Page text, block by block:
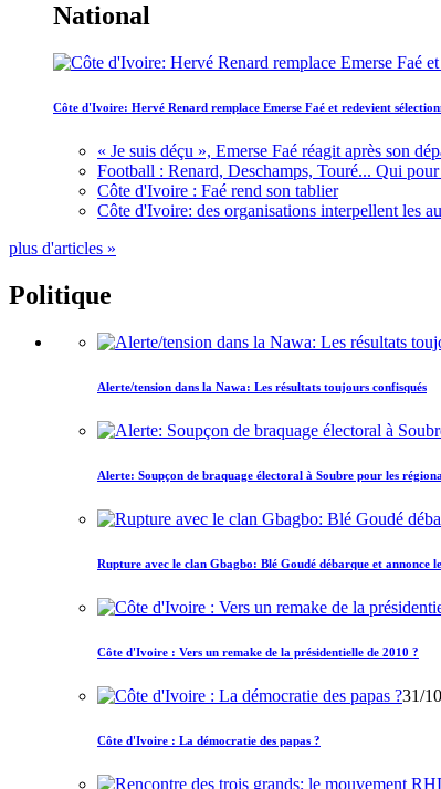
National
Côte d'Ivoire: Hervé Renard remplace Emerse Faé et redevient
« Je suis déçu », Emerse Faé réagit après son
Football : Renard, Deschamps, Touré... Qui
Côte d'Ivoire : Faé rend son tablier
Côte d'Ivoire: des organisations interpellent les
plus d'articles »
Politique
Alerte/tension dans la Nawa: Les résultats toujours confisqués
Alerte: Soupçon de braquage électoral à Soubre pour les
Rupture avec le clan Gbagbo: Blé Goudé débarque et annonce
Côte d'Ivoire : Vers un remake de la présidentielle de 2010 ?
31/
Côte d'Ivoire : La démocratie des papas ?